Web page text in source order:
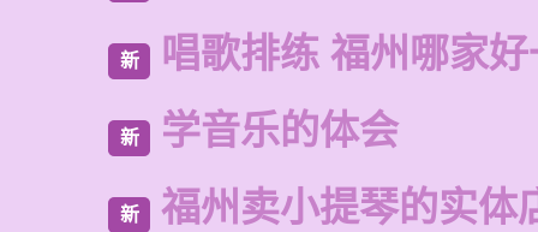
新 唱歌排练 福州哪家
新 学音乐的体会
新 福州卖小提琴的实体